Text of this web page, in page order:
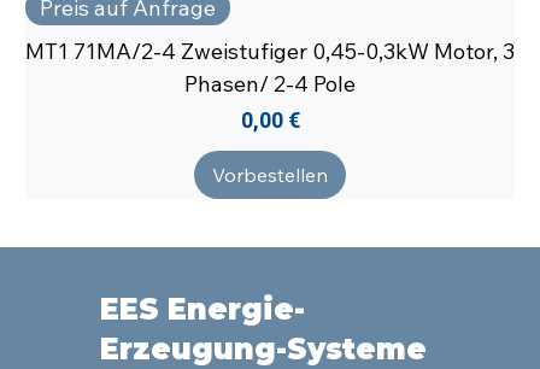
Preis auf Anfrage
MT1 71MA/2-4 Zweistufiger 0,45-0,3kW Motor, 3
Phasen/ 2-4 Pole
Preis
0,00 €
Vorbestellen
EES Energie-
Erzeugung-Systeme